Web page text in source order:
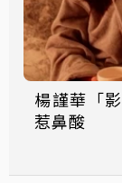
楊謹華「
惹鼻酸